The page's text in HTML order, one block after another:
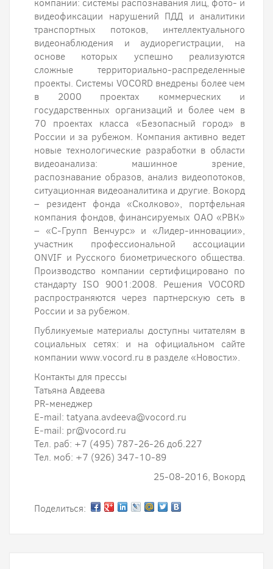
компании: системы распознавания лиц, фото- и
видеофиксации нарушений ПДД и аналитики
транспортных потоков, интеллектуального
видеонаблюдения и аудиорегистрации, на
основе которых успешно реализуются
сложные территориально-распределенные
проекты. Системы VOCORD внедрены более чем
в 2000 проектах коммерческих и
государственных организаций и более чем в
70 проектах класса «Безопасный город» в
России и за рубежом. Компания активно ведет
новые технологические разработки в области
видеоанализа: машинное зрение,
распознавание образов, анализ видеопотоков,
ситуационная видеоаналитика и другие. Вокорд
– резидент фонда «Сколково», портфельная
компания фондов, финансируемых ОАО «РВК»
– «С-Групп Венчурс» и «Лидер-инновации»,
участник профессиональной ассоциации
ONVIF и Русского биометрического общества.
Производство компании сертифицировано по
стандарту ISO 9001:2008. Решения VOCORD
распространяются через партнерскую сеть в
России и за рубежом.
Публикуемые материалы доступны читателям в
социальных сетях: и на официальном сайте
компании www.vocord.ru в разделе «Новости».
Контакты для прессы
Татьяна Авдеева
PR-менеджер
E-mail: tatyana.avdeeva@vocord.ru
E-mail: pr@vocord.ru
Тел. раб: +7 (495) 787-26-26 доб.227
Тел. моб: +7 (926) 347-10-89
25-08-2016, Вокорд
Поделиться: